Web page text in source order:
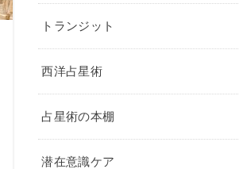
トランジット
西洋占星術
占星術の本棚
潜在意識ケア